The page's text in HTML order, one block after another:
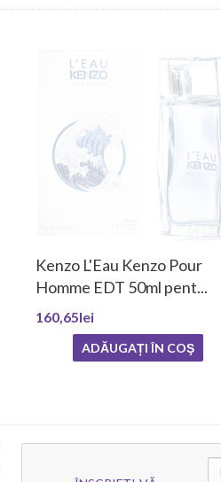
Kenzo L'Eau Kenzo Pour
Homme EDT 50ml pent...
160,65lei
ADĂUGAȚI ÎN COŞ